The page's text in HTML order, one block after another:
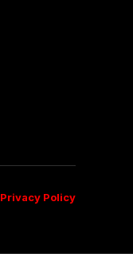
Privacy Policy